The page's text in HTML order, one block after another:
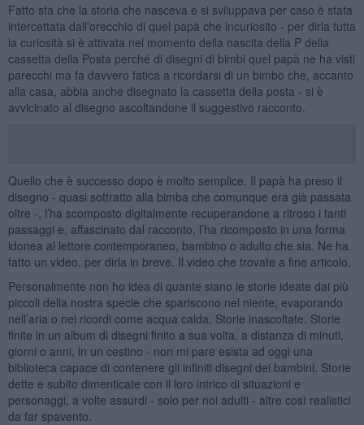
Fatto sta che la storia che nasceva e si sviluppava per caso è stata
intercettata dall'orecchio di quel papà che incuriosito - per dirla tutta
la curiosità si è attivata nel momento della nascita della P della
cassetta della Posta perché di disegni di bimbi quel papà ne ha visti
parecchi ma fa davvero fatica a ricordarsi di un bimbo che, accanto
alla casa, abbia anche disegnato la cassetta della posta - si è
avvicinato al disegno ascoltandone il suggestivo racconto.
Quello che è successo dopo è molto semplice. Il papà ha preso il
disegno - quasi sottratto alla bimba che comunque era già passata
oltre -, l’ha scomposto digitalmente recuperandone a ritroso i tanti
passaggi e, affascinato dal racconto, l’ha ricomposto in una forma
idonea al lettore contemporaneo, bambino o adulto che sia. Ne ha
fatto un video, per dirla in breve. Il video che trovate a fine articolo.
Personalmente non ho idea di quante siano le storie ideate dai più
piccoli della nostra specie che spariscono nel niente, evaporando
nell’aria o nei ricordi come acqua calda. Storie inascoltate. Storie
finite in un album di disegni finito a sua volta, a distanza di minuti,
giorni o anni, in un cestino - non mi pare esista ad oggi una
biblioteca capace di contenere gli infiniti disegni dei bambini. Storie
dette e subito dimenticate con il loro intrico di situazioni e
personaggi, a volte assurdi - solo per noi adulti - altre così realistici
da far spavento.